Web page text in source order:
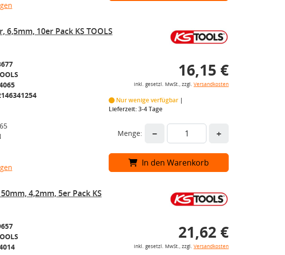
6,5mm, 10er Pack KS TOOLS
16,15 €
inkl. gesetzl. MwSt., zzgl. Versandkosten
Nur wenige verfügbar
Lieferzeit: 3-4 Tage
Menge: − +
In den Warenkorb
4,2mm, 5er Pack KS
21,62 €
inkl. gesetzl. MwSt., zzgl. Versandkosten